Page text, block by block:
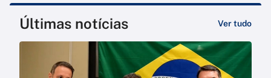
Últimas notícias Ver tudo